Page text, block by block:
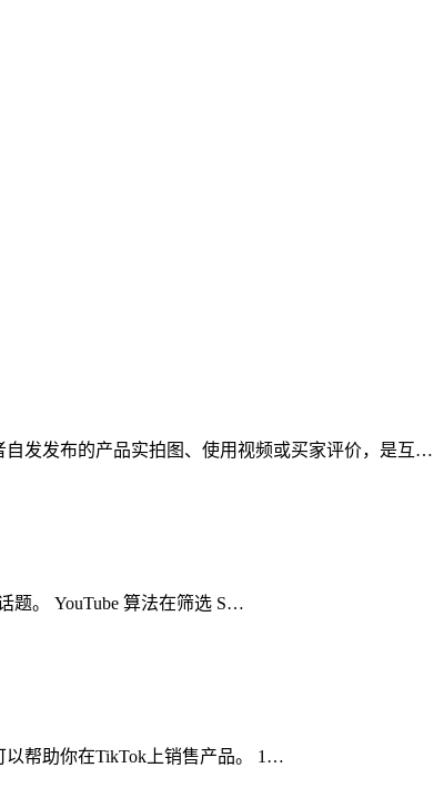
发发布的产品实拍图、使用视频或买家评价，是互…
题。 YouTube 算法在筛选 S…
以帮助你在TikTok上销售产品。 1…